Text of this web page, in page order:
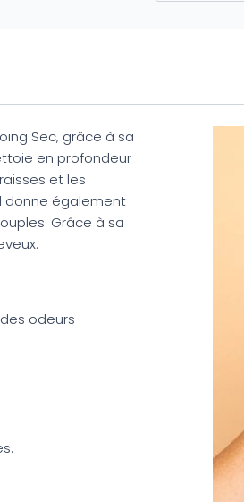
Sec, grâce à sa
en profondeur
et les
donne également
Grâce à sa
odeurs